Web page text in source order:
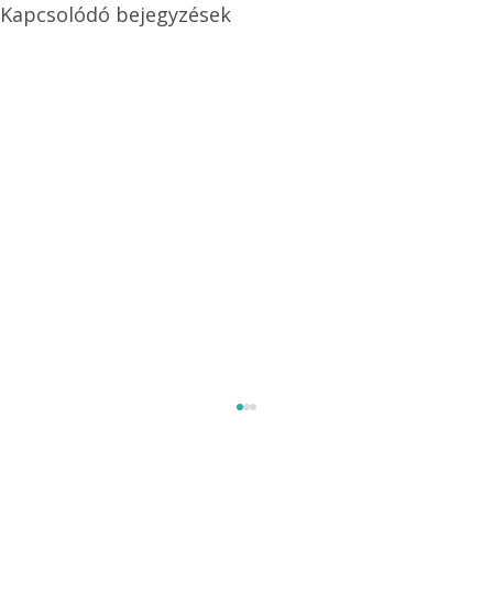
Kapcsolódó bejegyzések